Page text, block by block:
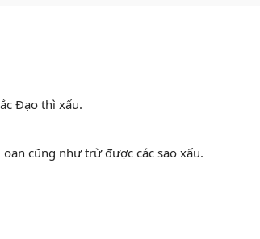
Đạo thì xấu.
cũng như trừ được các sao xấu.